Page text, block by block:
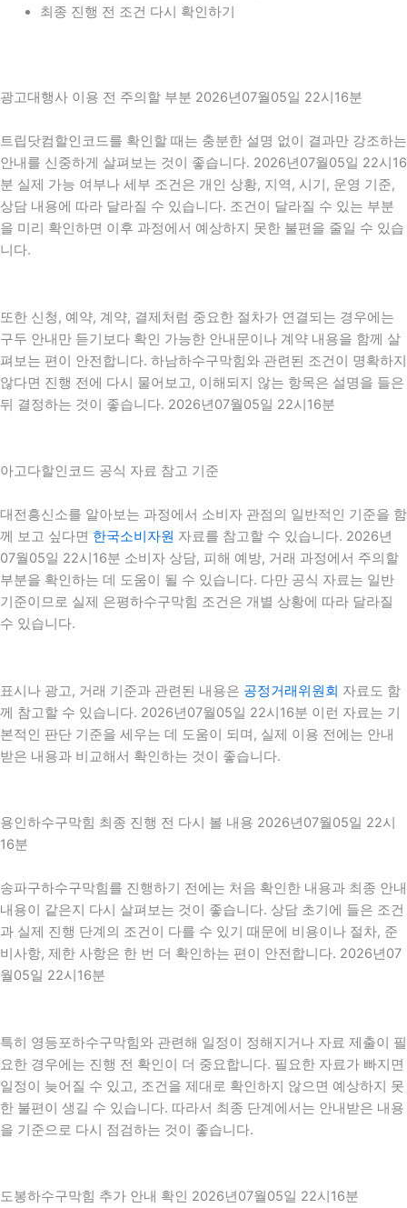
최종 진행 전 조건 다시 확인하기
광고대행사 이용 전 주의할 부분 2026년07월05일 22시16분
트립닷컴할인코드를 확인할 때는 충분한 설명 없이 결과만 강조하는
안내를 신중하게 살펴보는 것이 좋습니다. 2026년07월05일 22시16
분 실제 가능 여부나 세부 조건은 개인 상황, 지역, 시기, 운영 기준,
상담 내용에 따라 달라질 수 있습니다. 조건이 달라질 수 있는 부분
을 미리 확인하면 이후 과정에서 예상하지 못한 불편을 줄일 수 있습
니다.
또한 신청, 예약, 계약, 결제처럼 중요한 절차가 연결되는 경우에는
구두 안내만 듣기보다 확인 가능한 안내문이나 계약 내용을 함께 살
펴보는 편이 안전합니다. 하남하수구막힘와 관련된 조건이 명확하지
않다면 진행 전에 다시 물어보고, 이해되지 않는 항목은 설명을 들은
뒤 결정하는 것이 좋습니다. 2026년07월05일 22시16분
아고다할인코드 공식 자료 참고 기준
대전흥신소를 알아보는 과정에서 소비자 관점의 일반적인 기준을 함
께 보고 싶다면 한국소비자원 자료를 참고할 수 있습니다. 2026년
07월05일 22시16분 소비자 상담, 피해 예방, 거래 과정에서 주의할
부분을 확인하는 데 도움이 될 수 있습니다. 다만 공식 자료는 일반
기준이므로 실제 은평하수구막힘 조건은 개별 상황에 따라 달라질
수 있습니다.
표시나 광고, 거래 기준과 관련된 내용은 공정거래위원회 자료도 함
께 참고할 수 있습니다. 2026년07월05일 22시16분 이런 자료는 기
본적인 판단 기준을 세우는 데 도움이 되며, 실제 이용 전에는 안내
받은 내용과 비교해서 확인하는 것이 좋습니다.
용인하수구막힘 최종 진행 전 다시 볼 내용 2026년07월05일 22시
16분
송파구하수구막힘를 진행하기 전에는 처음 확인한 내용과 최종 안내
내용이 같은지 다시 살펴보는 것이 좋습니다. 상담 초기에 들은 조건
과 실제 진행 단계의 조건이 다를 수 있기 때문에 비용이나 절차, 준
비사항, 제한 사항은 한 번 더 확인하는 편이 안전합니다. 2026년07
월05일 22시16분
특히 영등포하수구막힘와 관련해 일정이 정해지거나 자료 제출이 필
요한 경우에는 진행 전 확인이 더 중요합니다. 필요한 자료가 빠지면
일정이 늦어질 수 있고, 조건을 제대로 확인하지 않으면 예상하지 못
한 불편이 생길 수 있습니다. 따라서 최종 단계에서는 안내받은 내용
을 기준으로 다시 점검하는 것이 좋습니다.
도봉하수구막힘 추가 안내 확인 2026년07월05일 22시16분